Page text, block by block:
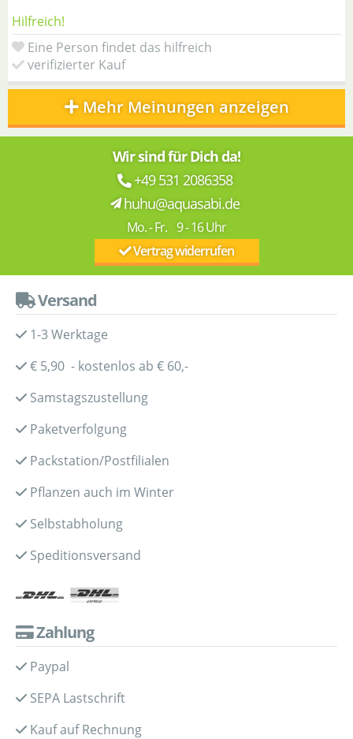
Hilfreich!
Eine Person findet das hilfreich
verifizierter Kauf
Mehr Meinungen anzeigen
Wir sind für Dich da!
+49 531 2086358
huhu@aquasabi.de
Mo. - Fr. 9 - 16 Uhr
Vertrag widerrufen
Versand
1-3 Werktage
€ 5,90 - kostenlos ab € 60,-
Samstagszustellung
Paketverfolgung
Packstation/Postfilialen
Pflanzen auch im Winter
Selbstabholung
Speditionsversand
Zahlung
Paypal
SEPA Lastschrift
Kauf auf Rechnung